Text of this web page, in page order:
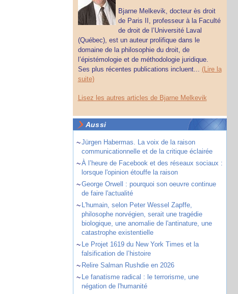
Bjarne Melkevik, docteur ès droit
de Paris II, professeur à la Faculté
de droit de l’Université Laval
(Québec), est un auteur prolifique dans le
domaine de la philosophie du droit, de
l’épistémologie et de méthodologie juridique.
Ses plus récentes publications incluent... (Lire la
suite)
Lisez les autres articles de Bjarne Melkevik
Aussi
~Jürgen Habermas. La voix de la raison
communicationnelle et de la critique éclairée
~À l’heure de Facebook et des réseaux sociaux :
lorsque l'opinion étouffe la raison
~George Orwell : pourquoi son oeuvre continue
de faire l'actualité
~ L'humain, selon Peter Wessel Zapffe,
philosophe norvégien, serait une tragédie
biologique, une anomalie de l'antinature, une
catastrophe existentielle
~ Le Projet 1619 du New York Times et la
falsification de l’histoire
~ Relire Salman Rushdie en 2026
~ Le fanatisme radical : le terrorisme, une
négation de l'humanité